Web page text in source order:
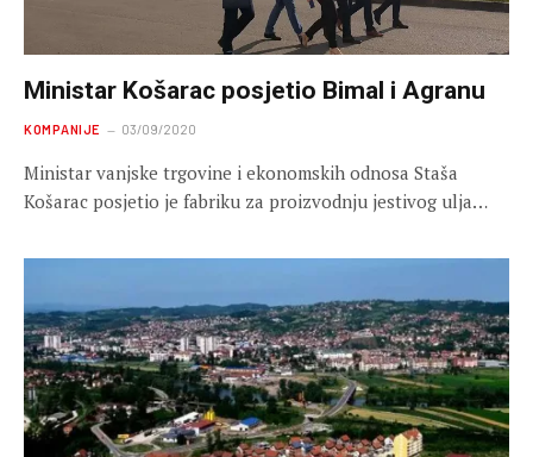
Ministar Košarac posjetio Bimal i Agranu
KOMPANIJE 03/09/2020
Ministar vanjske trgovine i ekonomskih odnosa Staša
Košarac posjetio je fabriku za proizvodnju jestivog ulja…